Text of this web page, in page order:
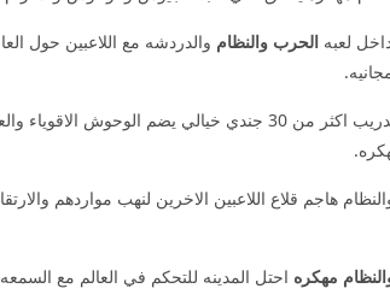
لعبه الحرب والنظام والدردشه مع اللاعبين حول
الوطن تدريب اكثر من 30 جندي خيالي يضم
هاجم قلاع اللاعبين الاخرين لنهب مواردهم
مهكره احتل المدينه للتحكم في العالم مع